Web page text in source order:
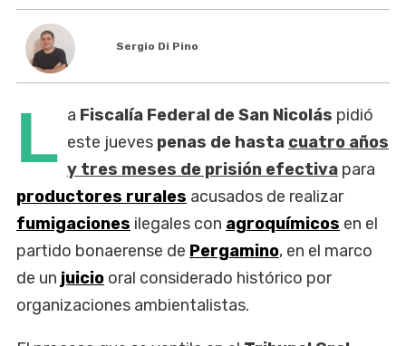
Sergio Di Pino
L a Fiscalía Federal de San Nicolás pidió
este jueves penas de hasta cuatro años
y tres meses de prisión efectiva para
productores rurales acusados de realizar
fumigaciones ilegales con agroquímicos en el
partido bonaerense de Pergamino, en el marco
de un juicio oral considerado histórico por
organizaciones ambientalistas.